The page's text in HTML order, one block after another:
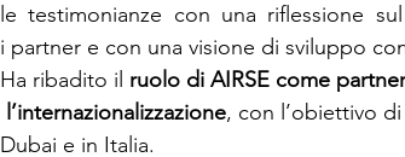
le testimonianze con una riflessione
i partner e con una visione di sviluppo
Ha ribadito il ruolo di AIRSE come
l’internazionalizzazione, con l’obiettivo
Dubai e in Italia.